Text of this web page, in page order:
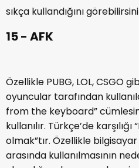
gelmektedir. Türkçe karşılığı
sıkça kullandığını görebilirsiniz.
Özellikle PUBG, LOL, CSGO
oyuncular tarafından
from the keyboard”
kullanılır. Türkçe’de